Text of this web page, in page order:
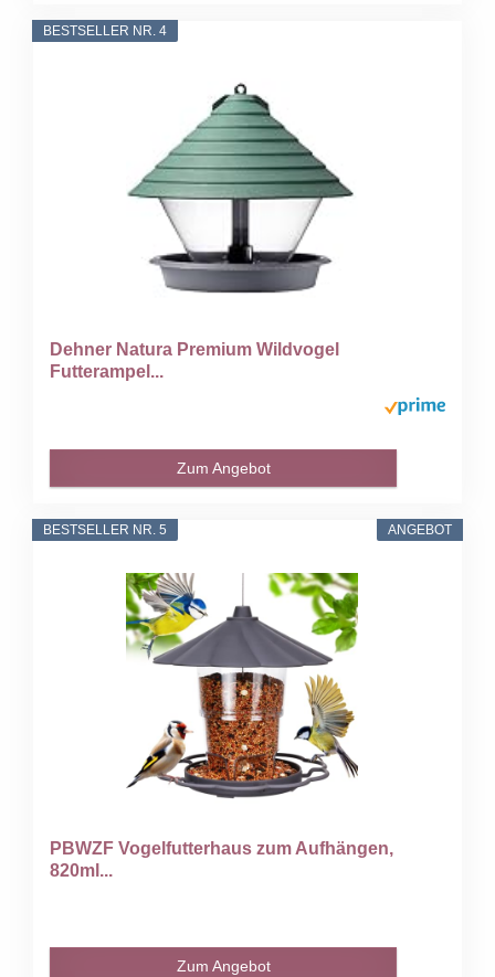
BESTSELLER NR. 4
Dehner Natura Premium Wildvogel
Futterampel...
Zum Angebot
ANGEBOT
BESTSELLER NR. 5
PBWZF Vogelfutterhaus zum Aufhängen,
820ml...
Zum Angebot